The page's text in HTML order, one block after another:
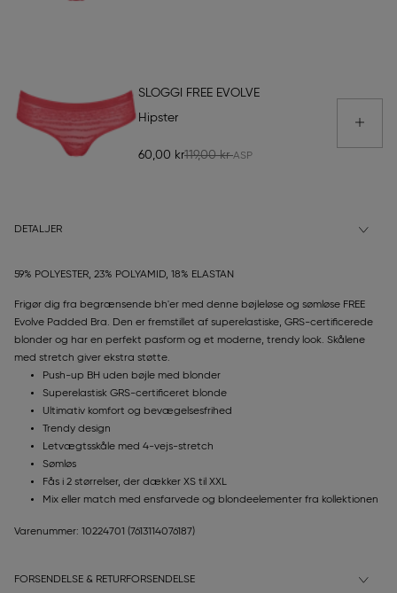
SLOGGI FREE EVOLVE
Hipster
60,00 kr119,00 kr
DETALJER
59% POLYESTER, 23% POLYAMID, 18% ELASTAN
Frigør dig fra begrænsende bh'er med denne bøjleløse og sømløse FREE
Evolve Padded Bra. Den er fremstillet af superelastiske, GRS-certificerede
blonder og har en perfekt pasform og et moderne, trendy look. Skålene
med stretch giver ekstra støtte.
Push-up BH uden bøjle med blonder
Superelastisk GRS-certificeret blonde
Ultimativ komfort og bevægelsesfrihed
Trendy design
Letvægtsskåle med 4-vejs-stretch
Sømløs
Fås i 2 størrelser, der dækker XS til XXL
Mix eller match med ensfarvede og blondeelementer fra kollektionen
Varenummer: 10224701 (7613114076187)
FORSENDELSE & RETURFORSENDELSE